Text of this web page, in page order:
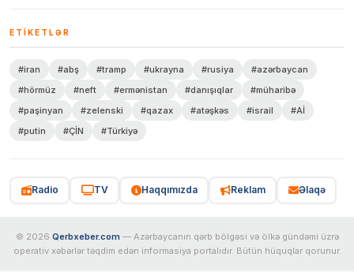
ETIKETLƏR
#iran #abş #tramp #ukrayna #rusiya
#azərbaycan
#hörmüz
#neft #ermənistan #danışıqlar
#müharibə
#paşinyan
#zelenski #qazax #atəşkəs #israil
#Aİ
#putin
#ÇİN #Türkiyə
Radio TV Haqqımızda Reklam Əlaqə
© 2026 Qerbxeber.com — Azərbaycanın qərb bölgəsi və ölkə gündəmi üzrə
operativ xəbərlər təqdim edən informasiya portalıdır. Bütün hüquqlar qorunur.